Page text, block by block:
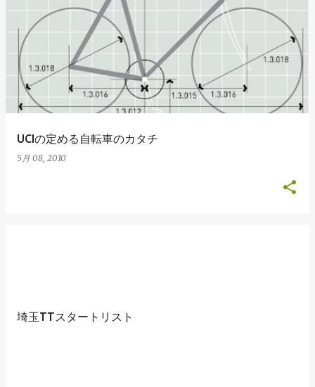
UCIの定める自転車のカタチ
5月 08, 2010
埼玉TTスタートリスト